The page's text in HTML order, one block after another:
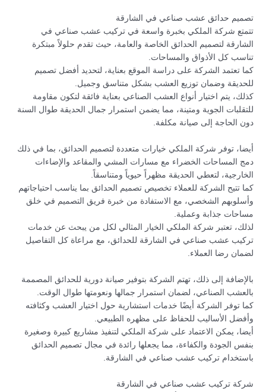
تصميم حدائق عشب صناعي في الشارقة
تتمتع شركة الملكي بخبرة واسعة في تركيب عشب صناعي في
الشارقة لتصميم الحدائق الخاصة والعامة، حيث تقدم حلولاً مبتكرة
تناسب كل الأذواق والمساحات.
كما تعتمد الشركة على دراسة الموقع بعناية، لتحديد أفضل تصميم
للحديقة وضمان توزيع العشب بشكل متناسق وجميل.
كذلك، يتم اختيار أنواع العشب الصناعي بعناية فائقة لتكون مقاومة
للتقلبات الجوية ومتينة، مما يضمن استمرار جمال الحديقة طوال السنة
دون الحاجة إلى صيانة مكلفة.
أيضا، توفر شركة الملكي خيارات متعددة لتصميم الحدائق، بما في ذلك
دمج المساحات الخضراء مع مسارات المشي والمقاعد والإضاءات
الخارجية، لتعطي الحديقة مظهراً حيوياً ومتناسقاً.
كما تتيح الشركة للعملاء تخصيص تصميم الحدائق بما يناسب احتياجاتهم
وأسلوبهم الشخصي، مع الاستفادة من خبرة فريق التصميم في خلق
مساحات جذابة وعملية.
لذلك، تعتبر شركة الملكي الخيار المثالي لكل من يبحث عن خدمات
تركيب عشب صناعي في الشارقة للحدائق، مع مراعاة كل التفاصيل
لضمان رضا العملاء.
بالإضافة إلى ذلك، تهتم الشركة بتوفير صيانة دورية للحدائق المصممة
بالعشب الصناعي، لضمان استمرار جمالها ونعومتها طوال الوقت.
كما توفر الشركة أيضًا خدمات استشارية حول اختيار العشب وكثافته
وأفضل الأساليب للحفاظ على مظهره الطبيعي.
أيضا، يمكن الاعتماد على شركة الملكي لتنفيذ مشاريع كبيرة وصغيرة
بنفس الجودة والكفاءة، مما يجعلها رائدة في مجال تصميم الحدائق
باستخدام تركيب عشب صناعي في الشارقة.
شركة تركيب عشب صناعي في الشارقة